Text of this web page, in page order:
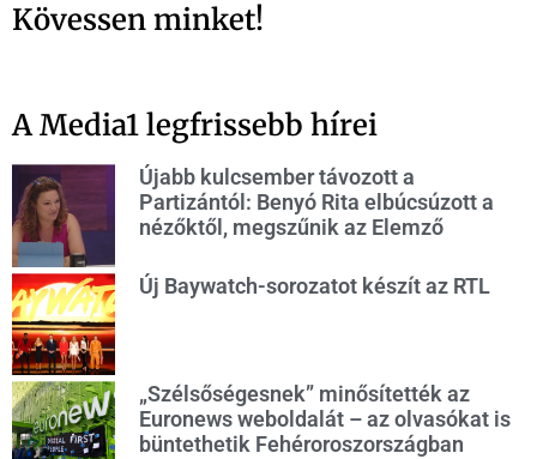
Kövessen minket!
A Media1 legfrissebb hírei
Újabb kulcsember távozott a
Partizántól: Benyó Rita elbúcsúzott a
nézőktől, megszűnik az Elemző
Új Baywatch-sorozatot készít az RTL
„Szélsőségesnek” minősítették az
Euronews weboldalát – az olvasókat is
büntethetik Fehéroroszországban